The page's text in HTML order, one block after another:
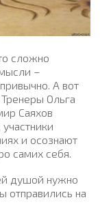
сложно
–
А вот
Ольга
Саяхов
и осознают
самих себя.
душой нужно
отправились на